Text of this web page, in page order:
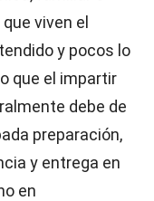
viven el
y pocos lo
que el impartir
debe de
preparación,
y entrega en
en